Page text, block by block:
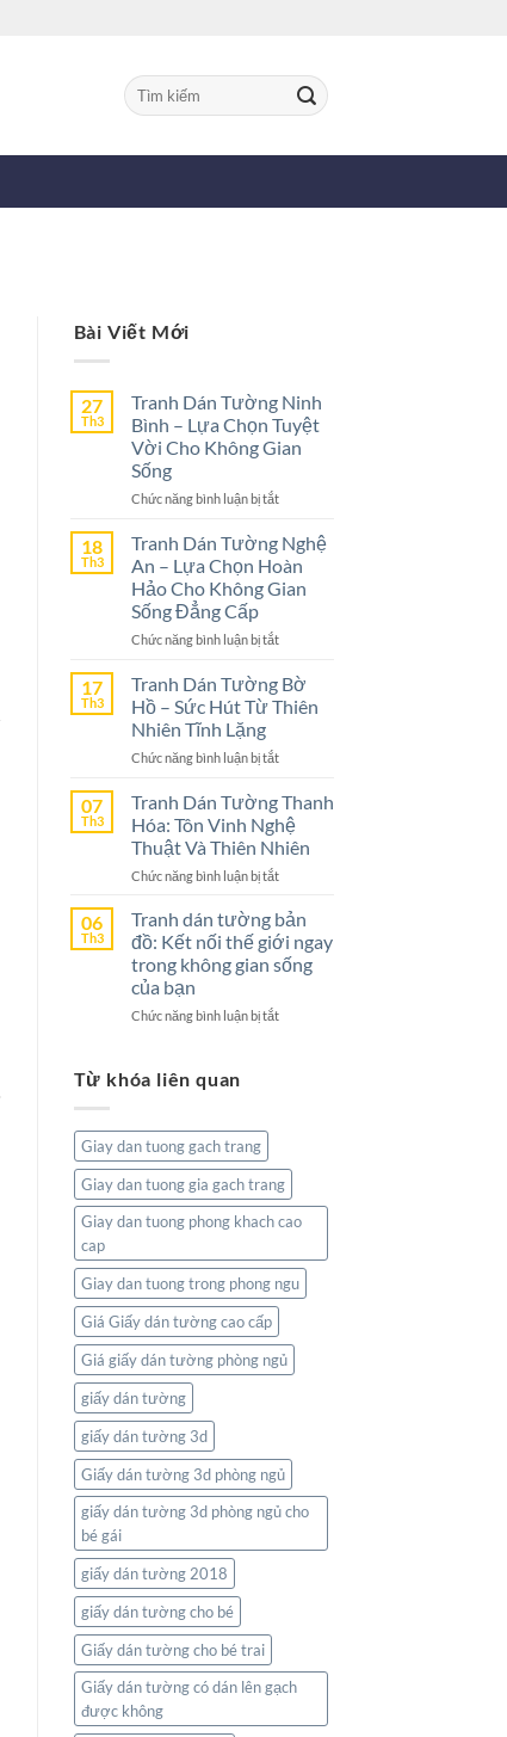
Tìm
kiếm:
Bài Viết Mới
27
Th3
Tranh Dán Tường Ninh
Bình – Lựa Chọn Tuyệt
Vời Cho Không Gian
Sống
Chức năng bình luận bị tắtở
Dán
Tường
Bình
Lựa
Tuyệt
Vời
Gian
18
Th3
Tranh Dán Tường Nghệ
An – Lựa Chọn Hoàn
Hảo Cho Không Gian
Sống Đẳng Cấp
Chức năng bình luận bị tắtở
Dán
Tường
–
Chọn
Hoàn
Hảo
Không
Sống
Đẳng
Cấp
17
Th3
Tranh Dán Tường Bờ
Hồ – Sức Hút Từ Thiên
Nhiên Tĩnh Lặng
Chức năng bình luận bị tắtở
Dán
Tường
Bờ
Hồ
–
Hút
Từ
Thiên
Nhiên
Lặng
07
Th3
Tranh Dán Tường Thanh
Hóa: Tôn Vinh Nghệ
Thuật Và Thiên Nhiên
Chức năng bình luận bị tắtở
Dán
Tường
Thanh
Hóa:
Vinh
06
Th3
Tranh dán tường bản
đồ: Kết nối thế giới ngay
trong không gian sống
của bạn
Chức năng bình luận bị tắtở
giới
ngay
không
gian
sống
bạn
Từ khóa liên quan
Giay dan tuong gach trang
Giay dan tuong gia gach trang
Giay dan tuong phong khach cao
cap
Giay dan tuong trong phong ngu
Giá Giấy dán tường cao cấp
Giá giấy dán tường phòng ngủ
giấy dán tường
giấy dán tường 3d
Giấy dán tường 3d phòng ngủ
giấy dán tường 3d phòng ngủ cho
bé gái
giấy dán tường 2018
giấy dán tường cho bé
Giấy dán tường cho bé trai
Giấy dán tường có dán lên gạch
được không